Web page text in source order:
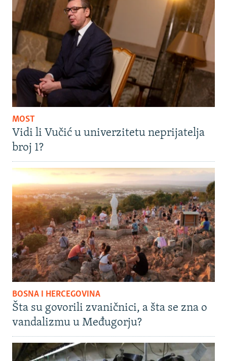
MOST
Vidi li Vučić u univerzitetu neprijatelja
broj 1?
BOSNA I HERCEGOVINA
Šta su govorili zvaničnici, a šta se zna o
vandalizmu u Međugorju?